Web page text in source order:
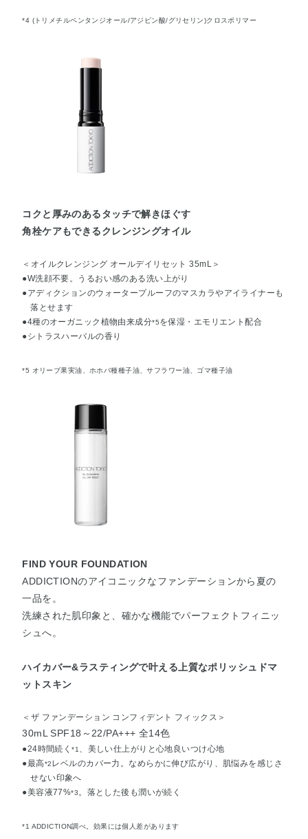
*4 (トリメチルペンタンジオール/アジピン酸/グリセリン)クロスポリマー
コクと厚みのあるタッチで解きほぐす
角栓ケアもできるクレンジングオイル
＜オイルクレンジング オールデイリセット 35mL＞
●W洗顔不要。うるおい感のある洗い上がり
●アディクションのウォータープルーフのマスカラやアイライナーも
落とせます
●4種のオーガニック植物由来成分*5を保湿・エモリエント配合
●シトラスハーバルの香り
*5 オリーブ果実油、ホホバ種種子油、サフラワー油、ゴマ種子油
FIND YOUR FOUNDATION
ADDICTIONのアイコニックなファンデーションから夏の
一品を。
洗練された肌印象と、確かな機能でパーフェクトフィニッ
シュへ。
ハイカバー&ラスティングで叶える上質なポリッシュドマ
ットスキン
＜ザ ファンデーション コンフィデント フィックス＞
30mL SPF18～22/PA+++ 全14色
●24時間続く*1 、美しい仕上がりと心地良いつけ心地
●最高*2レベルのカバー力。なめらかに伸び広がり、肌悩みを感じさ
せない印象へ
●美容液77%*3。落とした後も潤いが続く
*1 ADDICTION調べ。効果には個人差があります